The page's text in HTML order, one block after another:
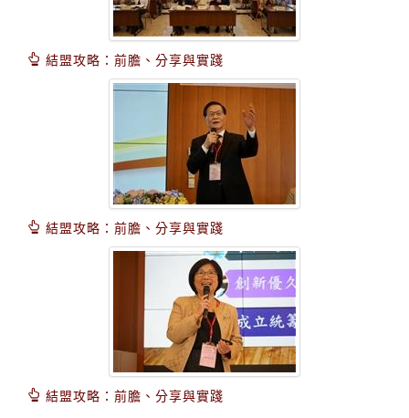
結盟攻略：前膽、分享與實踐
結盟攻略：前膽、分享與實踐
結盟攻略：前膽、分享與實踐